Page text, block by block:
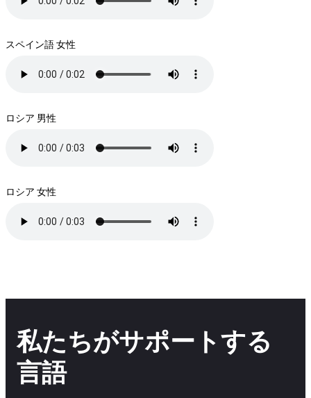
スペイン語 女性
ロシア 男性
ロシア 女性
私たちがサポートする
言語